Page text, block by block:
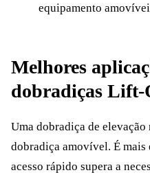
equipamento
Melhores
dobradiças
Uma dobradiça de elevação
dobradiça amovível. É
acesso rápido supera a